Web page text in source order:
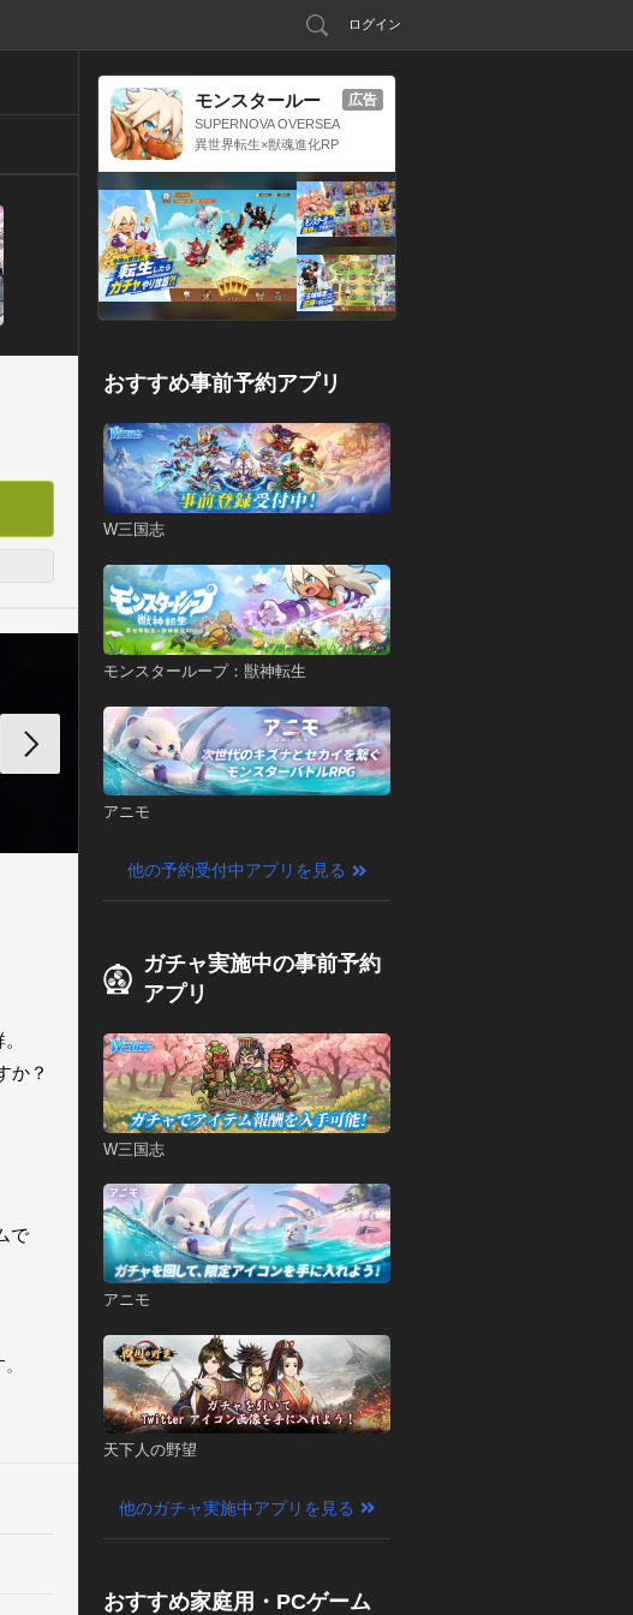
ログイン
か？
で
ー
モンスタールー
プ：獣神転生
SUPERNOVA OVERSEA
S LIMITED
異世界転生×獣魂進化RP
広告
おすすめ事前予約アプリ
W三国志
モンスターループ：獣神転生
アニモ
他の予約受付中アプリを見る
ガチャ実施中の事前予約
アプリ
W三国志
アニモ
天下人の野望
他のガチャ実施中アプリを見る
おすすめ家庭用・PCゲーム